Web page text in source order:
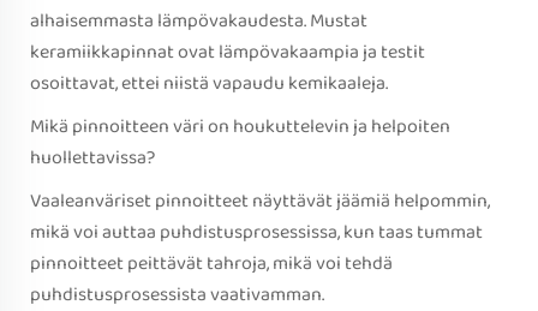
alhaisemmasta lämpövakaudesta. Mustat
keramiikkapinnat ovat lämpövakaampia ja testit
osoittavat, ettei niistä vapaudu kemikaaleja.
Mikä pinnoitteen väri on houkuttelevin ja helpoiten
huollettavissa?
Vaaleanväriset pinnoitteet näyttävät jäämiä helpommin,
mikä voi auttaa puhdistusprosessissa, kun taas tummat
pinnoitteet peittävät tahroja, mikä voi tehdä
puhdistusprosessista vaativamman.